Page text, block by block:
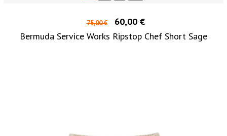
75,00 €
60,00 €
Bermuda Service Works Ripstop Chef Short Sage